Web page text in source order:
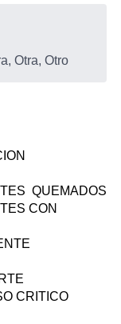
Otra, Otro
QUEMADOS
CON
CRITICO